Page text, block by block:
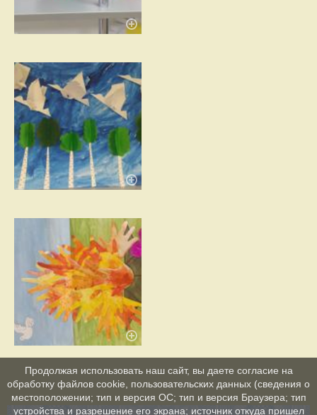
Продолжая использовать наш сайт, вы даете согласие на
обработку файлов cookie, пользовательских данных (сведения о
местоположении; тип и версия ОС; тип и версия Браузера; тип
устройства и разрешение его экрана; источник откуда пришел